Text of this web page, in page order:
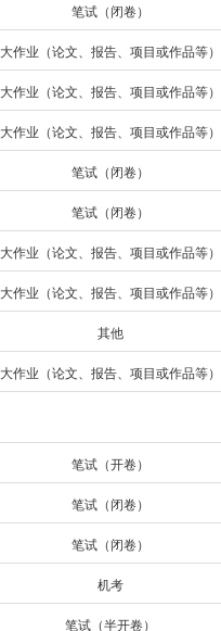
笔试（闭卷）
大作业（论文、报告、项目或作品等）
大作业（论文、报告、项目或作品等）
大作业（论文、报告、项目或作品等）
笔试（闭卷）
笔试（闭卷）
大作业（论文、报告、项目或作品等）
大作业（论文、报告、项目或作品等）
其他
大作业（论文、报告、项目或作品等）
笔试（开卷）
笔试（闭卷）
笔试（闭卷）
机考
笔试（半开卷）